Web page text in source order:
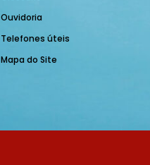
Ouvidoria
Telefones úteis
Mapa do Site